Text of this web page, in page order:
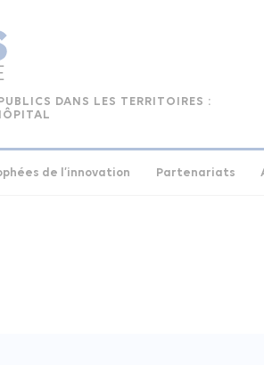
DANS LES TERRITOIRES :
de l’innovation Partenariats